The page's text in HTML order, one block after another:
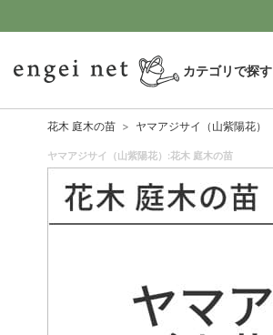
カテゴリで探す
花木 庭木の苗 ヤマアジサイ（山紫陽花）
ヤマアジサイ（山紫陽花）:花木 庭木の苗